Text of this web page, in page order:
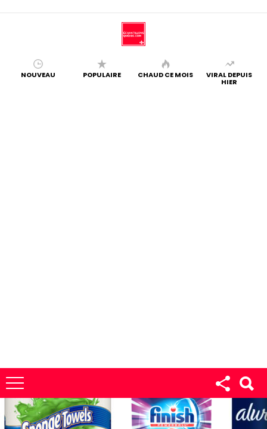
NOUVEAU POPULAIRE CHAUD CE MOIS VIRAL DEPUIS
HIER
LES
DERNIERS
ÉCHANTILLONS